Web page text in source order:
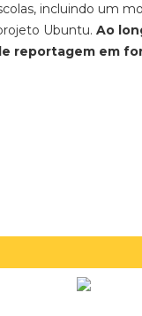
incluindo um
Ubuntu. Ao
reportagem em